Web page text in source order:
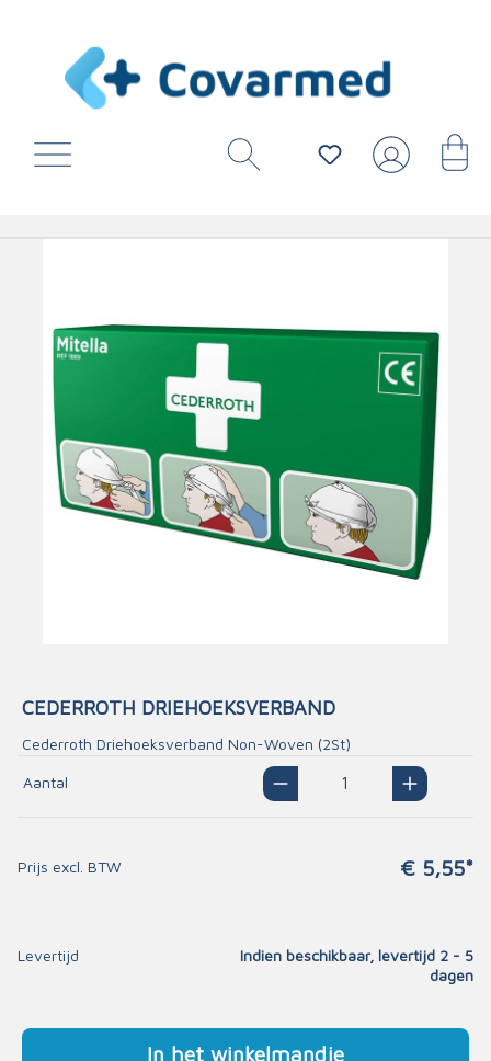
CEDERROTH DRIEHOEKSVERBAND
Cederroth Driehoeksverband Non-Woven (2St)
Aantal
Prijs excl. BTW € 5,55*
Levertijd
Indien beschikbaar, levertijd 2 - 5
dagen
In het winkelmandje